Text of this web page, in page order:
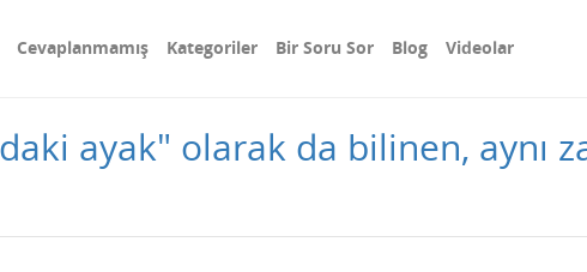
Cevaplanmamış Kategoriler Bir Soru Sor Blog Videolar
ayak" olarak da bilinen, aynı